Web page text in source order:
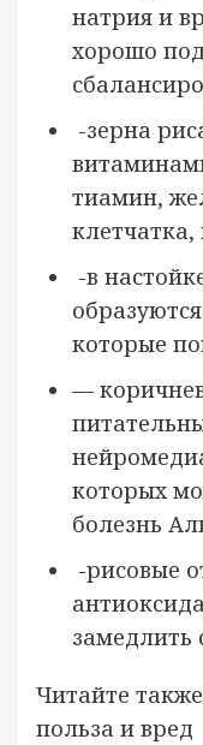
натрия и
хорошо
-зерна
тиамин,
-в
которые
—
которых
болезнь
-рисовые
замедлить
Читайте
польза и вред